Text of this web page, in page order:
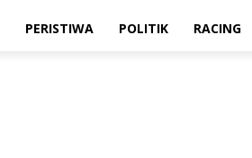
PERISTIWA POLITIK RACING